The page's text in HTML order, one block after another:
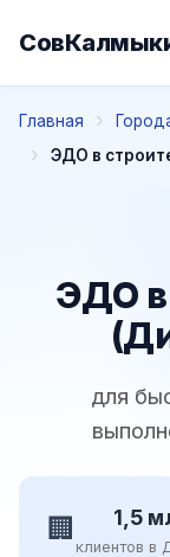
Главная
ЭДО в
ЭДО в
для
🏢 1,5
клиентов в